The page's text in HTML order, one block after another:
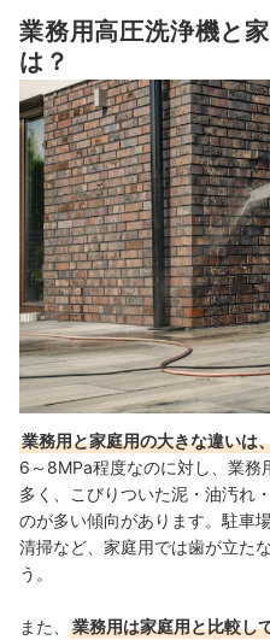
高圧洗浄機の使用時の注意点は？
業務用高圧洗浄機を長く使い続け
ある？
ブランドで選びたい人は以下のコ
業務用高圧洗浄機の売れ筋ランキ
業務用高圧洗浄機と
は？
業務用と家庭用の大きな違いは
6～8MPa程度なのに対し、業
多く、こびりついた泥・油汚れ
のが多い傾向があります。駐車
清掃など、家庭用では歯が立た
う。
また、 業務用は家庭用と比較し